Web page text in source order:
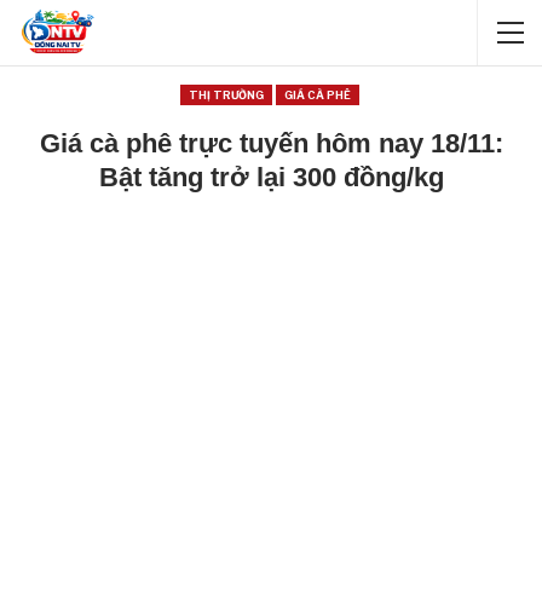
THỊ TRƯỜNG GIÁ CÀ PHÊ
Giá cà phê trực tuyến hôm nay 18/11:
Bật tăng trở lại 300 đồng/kg